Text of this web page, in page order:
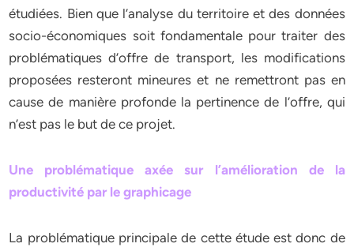
étudiées. Bien que l’analyse du territoire et des données
socio-économiques soit fondamentale pour traiter des
problématiques d’offre de transport, les modifications
proposées resteront mineures et ne remettront pas en
cause de manière profonde la pertinence de l’offre, qui
n’est pas le but de ce projet.
Une problématique axée sur l’amélioration de la
productivité par le graphicage
La problématique principale de cette étude est donc de